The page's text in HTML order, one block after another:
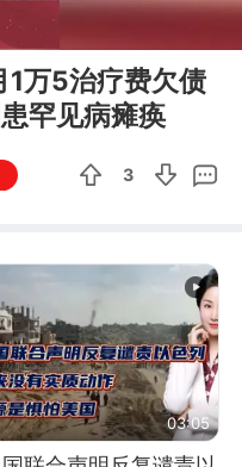
1万5治疗费欠债
罕见病瘫痪
3
03:05